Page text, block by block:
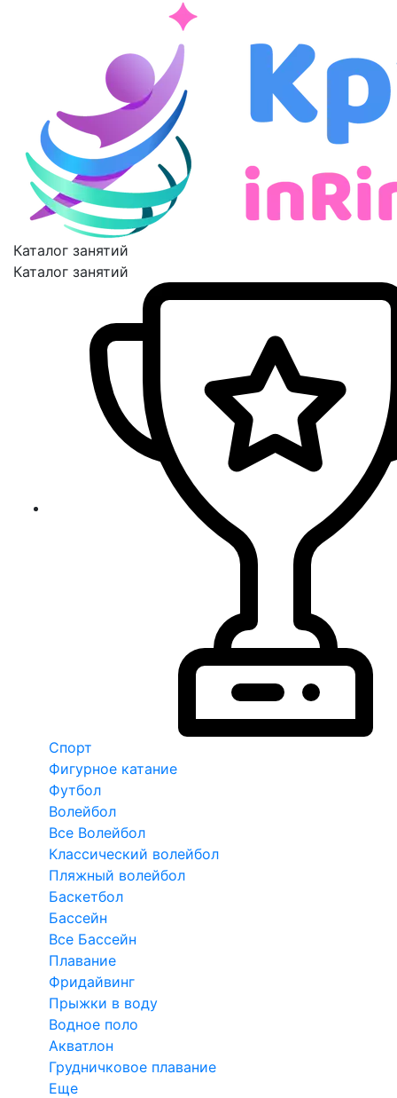
Каталог занятий
Каталог занятий
Спорт
Фигурное катание
Футбол
Волейбол
Все Волейбол
Классический волейбол
Пляжный волейбол
Баскетбол
Бассейн
Все Бассейн
Плавание
Фридайвинг
Прыжки в воду
Водное поло
Акватлон
Грудничковое плавание
Еще